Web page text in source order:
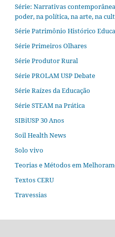
Série: Narrativas
poder, na política, na arte, na
Série Patrimônio Histórico
Série Primeiros Olhares
Série Produtor Rural
Série PROLAM USP Debate
Série Raízes da Educação
Série STEAM na Prática
SIBiUSP 30 Anos
Soil Health News
Solo vivo
Teorias e Métodos em
Textos CERU
Travessias